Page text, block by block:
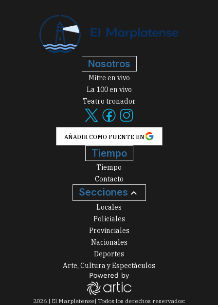
Nosotros
Mitre en vivo
La 100 en vivo
Teatro tronador
AÑADIR COMO FUENTE EN
Tiempo
Tiempo
Contacto
Secciones
Locales
Policiales
Provinciales
Nacionales
Deportes
Arte, Cultura y Espectáculos
2026| El Marplatense| Todos los derechos reservados: